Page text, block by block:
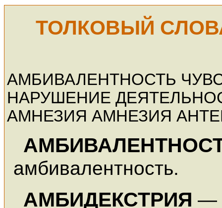
ТОЛКОВЫЙ
АМБИВАЛЕНТНОСТЬ
НАРУШЕНИЕ
АМНЕЗИЯ АМНЕЗИЯ
амбивалентность.
АМБИДЕКСТРИЯ—